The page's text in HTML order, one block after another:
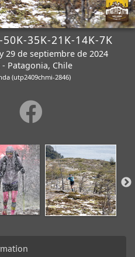
35K-21K-14K-7K
29 de septiembre de 2024
Patagonia, Chile
(utp2409chmi-2846)